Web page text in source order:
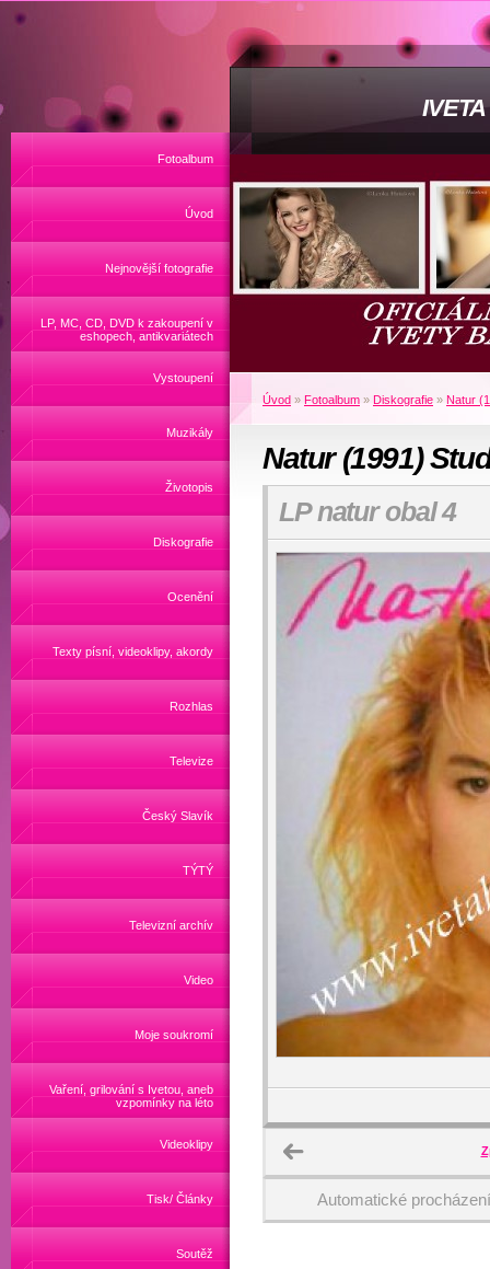
Fotoalbum
Úvod
Nejnovější fotografie
LP, MC, CD, DVD k zakoupení v
eshopech, antikvariátech
Vystoupení
Muzikály
Životopis
Diskografie
Ocenění
Texty písní, videoklipy, akordy
Rozhlas
Televize
Český Slavík
TÝTÝ
Televizní archív
Video
Moje soukromí
Vaření, grilování s Ivetou, aneb
vzpomínky na léto
Videoklipy
Tisk/ Články
Soutěž
Úvod » Fotoalbum » Diskografie » Natur
Natur (1991)
LP natur obal 4
Automatické